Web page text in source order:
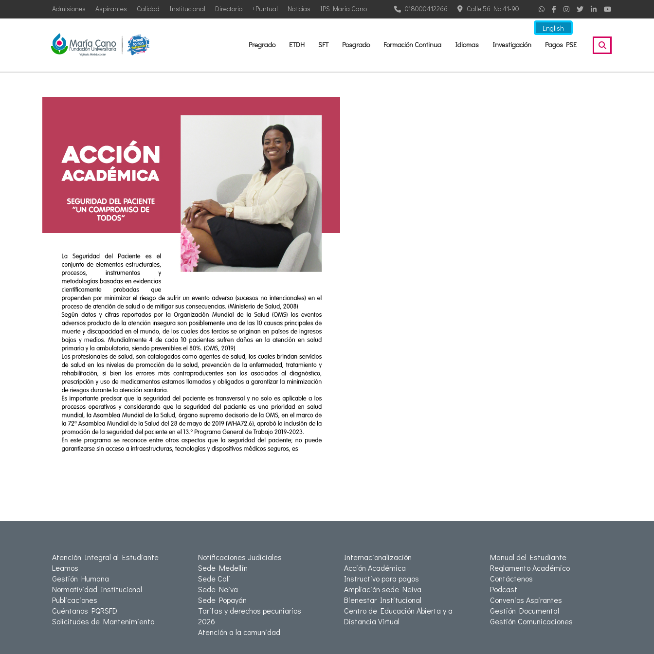
English
IPS María Cano
Noticias
+Puntual
Directorio
Institucional
Calidad
Aspirantes
Admisiones Calle 56 No 41-90
018000412266
Pregrado ETDH SFT Posgrado Formación Continua Idiomas Investigación Pagos PSE
Atención Integral al Estudiante
Leamos
Gestión Humana
Normatividad Institucional
Publicaciones
Cuéntanos PQRSFD
Solicitudes de Mantenimiento
Notificaciones Judiciales
Sede Medellín
Sede Cali
Sede Neiva
Sede Popayán
Tarifas y derechos pecuniarios
2026
Atención a la comunidad
Internacionalización
Acción Académica
Instructivo para pagos
Ampliación sede Neiva
Bienestar Institucional
Centro de Educación Abierta y a
Distancia Virtual
Manual del Estudiante
Reglamento Académico
Contáctenos
Podcast
Convenios Aspirantes
Gestión Documental
Gestión Comunicaciones